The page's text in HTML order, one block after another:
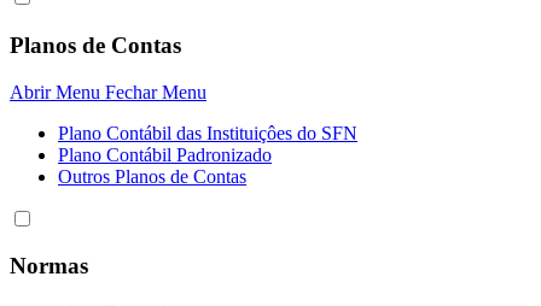
Planos de Contas
Abrir Menu Fechar Menu
Plano Contábil das Instituiçôes do SFN
Plano Contábil Padronizado
Outros Planos de Contas
Normas